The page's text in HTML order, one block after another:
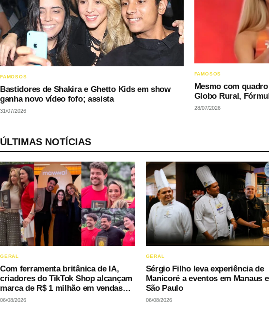
FAMOSOS
Bastidores de Shakira e Ghetto Kids em show
ganha novo vídeo fofo; assista
31/07/2026
FAMOSOS
Mesmo com
Globo Rural,
28/07/2026
ÚLTIMAS NOTÍCIAS
GERAL
Com ferramenta britânica de IA,
criadores do TikTok Shop alcançam
marca de R$ 1 milhão em vendas
sem precisar decorar roteiros
06/08/2026
GERAL
Sérgio Filho leva experiência de
Manicoré a eventos em Manaus e
São Paulo
06/08/2026